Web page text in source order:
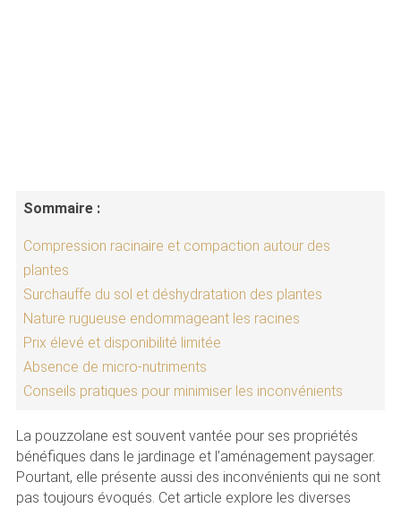
Sommaire :
Compression racinaire et compaction autour des
plantes
Surchauffe du sol et déshydratation des plantes
Nature rugueuse endommageant les racines
Prix élevé et disponibilité limitée
Absence de micro-nutriments
Conseils pratiques pour minimiser les inconvénients
La pouzzolane est souvent vantée pour ses propriétés
bénéfiques dans le jardinage et l’aménagement paysager.
Pourtant, elle présente aussi des inconvénients qui ne sont
pas toujours évoqués. Cet article explore les diverses